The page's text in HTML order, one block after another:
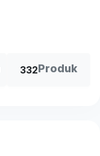
332Produk